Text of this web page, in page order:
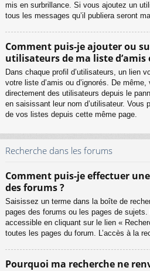
mis en surbrillance. Si vous ajoutez un
tous les messages qu’il publiera seront
Comment puis-je ajouter ou
utilisateurs de ma liste d’amis
Dans chaque profil d’utilisateurs, un lien
votre liste d’amis ou d’ignorés. De
directement des utilisateurs depuis le
en saisissant leur nom d’utilisateur. Vous
de vos listes depuis cette même page.
Recherche dans les forums
Comment puis-je effectuer
des forums ?
Saisissez un terme dans la boîte de
pages des forums ou les pages de
accessible en cliquant sur le lien «
toutes les pages du forum. L’accès à la
Pourquoi ma recherche ne